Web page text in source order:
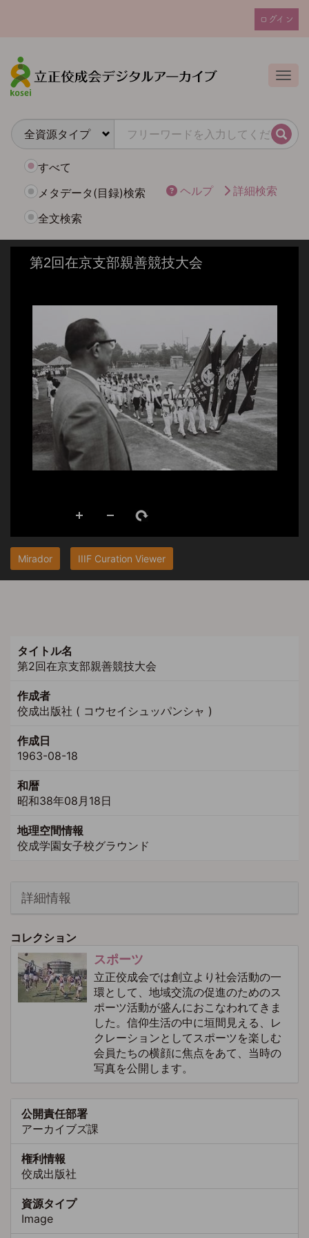
ン
テ
ン
ユ
カ
ウ
ト
ュ
ログイン
検索
すべて
メタデータ(目録)検索
全文検索
ヘルプ 詳細検索
Mirador IIIF Curation Viewer
タイトル名
第2回在京支部親善競技大会
作成者
佼成出版社 ( コウセイシュッパンシャ )
作成日
1963-08-18
和暦
昭和38年08月18日
地理空間情報
佼成学園女子校グラウンド
詳細情報
コレクション
スポーツ
立正佼成会では創立より社会活動の一
環として、地域交流の促進のためのス
ポーツ活動が盛んにおこなわれてきま
した。信仰生活の中に垣間見える、レ
クレーションとしてスポーツを楽しむ
会員たちの横顔に焦点をあて、当時の
写真を公開します。
公開責任部署
アーカイブズ課
権利情報
佼成出版社
資源タイプ
Image